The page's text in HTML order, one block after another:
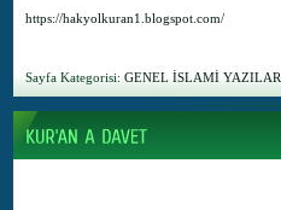
https://hakyolkuran1.blogspot.com/
Sayfa Kategorisi: GENEL İSLAMİ YAZILAR.